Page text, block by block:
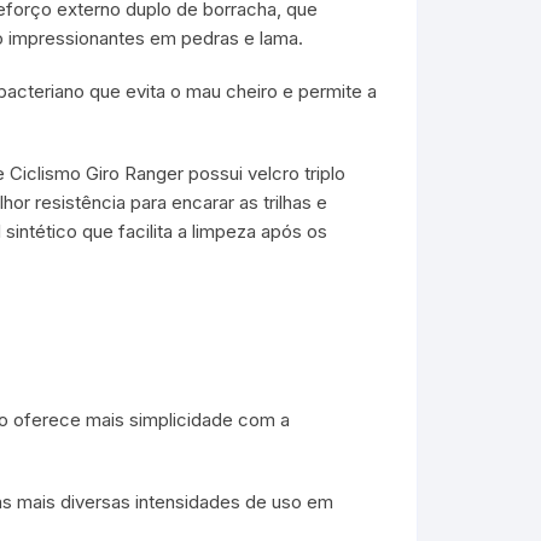
externo duplo de borracha, que
em pedras e lama.
que evita o mau cheiro e permite a
Giro Ranger possui velcro triplo
resistência para encarar as trilhas e
que facilita a limpeza após os
oferece mais simplicidade com a
mais diversas intensidades de uso em